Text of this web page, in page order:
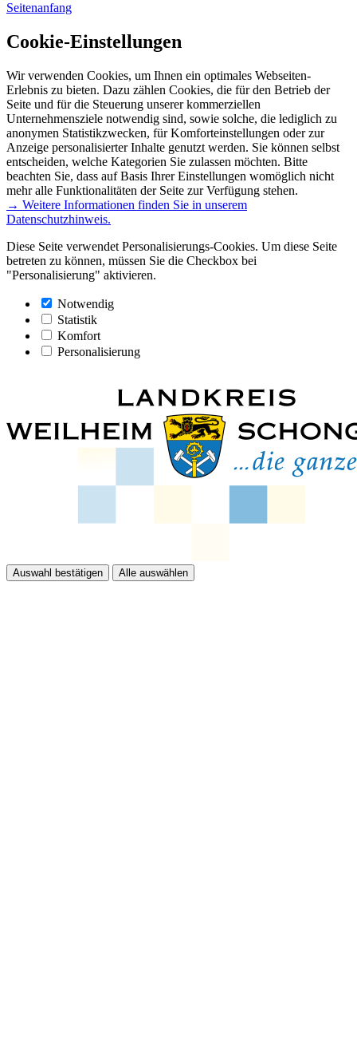
Seitenanfang
Cookie-Einstellungen
Wir verwenden Cookies, um Ihnen ein optimales Webseiten-
Erlebnis zu bieten. Dazu zählen Cookies, die für den Betrieb der
Seite und für die Steuerung unserer kommerziellen
Unternehmensziele notwendig sind, sowie solche, die lediglich zu
anonymen Statistikzwecken, für Komforteinstellungen oder zur
Anzeige personalisierter Inhalte genutzt werden. Sie können selbst
entscheiden, welche Kategorien Sie zulassen möchten. Bitte
beachten Sie, dass auf Basis Ihrer Einstellungen womöglich nicht
mehr alle Funktionalitäten der Seite zur Verfügung stehen.
→ Weitere Informationen finden Sie in unserem
Datenschutzhinweis.
Diese Seite verwendet Personalisierungs-Cookies. Um diese Seite
betreten zu können, müssen Sie die Checkbox bei
"Personalisierung" aktivieren.
Notwendig
Statistik
Komfort
Personalisierung
Auswahl bestätigen Alle auswählen